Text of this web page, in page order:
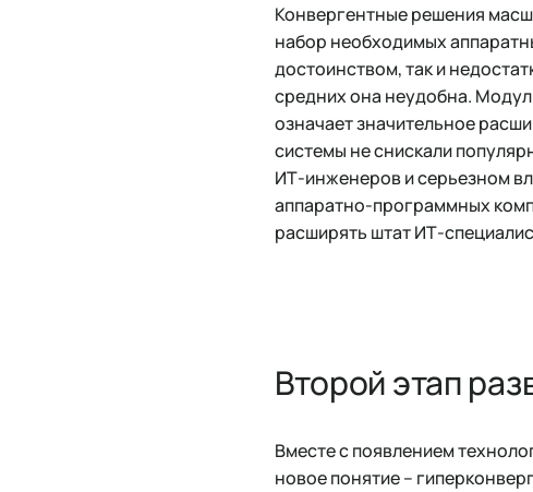
Конвергентные решения
набор необходимых
достоинством, так и
средних она неудобна.
означает значительное
системы не снискали
ИТ-инженеров и серьезном
аппаратно-программных
расширять штат ИТ-
Второй этап
Вместе с появлением
новое понятие –